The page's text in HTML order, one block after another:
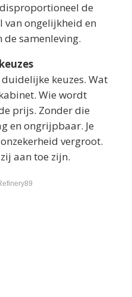
de
van ongelijkheid en
samenleving.
keuzes. Wat
Wie wordt
prijs. Zonder die
en ongrijpbaar. Je
vergroot.
aan toe zijn.